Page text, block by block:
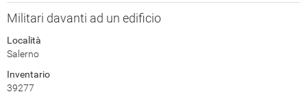
Militari davanti ad un edificio
Località
Salerno
Inventario
39277